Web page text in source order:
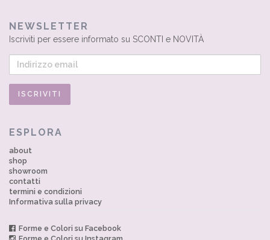
NEWSLETTER
Iscriviti per essere informato su SCONTI e NOVITÀ
ESPLORA
about
shop
showroom
contatti
termini e condizioni
Informativa sulla privacy
Forme e Colori su Facebook